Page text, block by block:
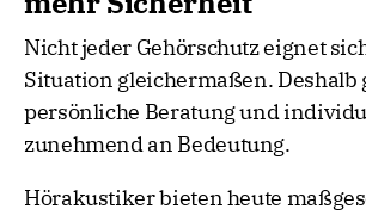
Nicht jeder Gehörschutz eignet
Situation gleichermaßen. Deshalb
persönliche Beratung und
zunehmend an Bedeutung.
Hörakustiker bieten heute